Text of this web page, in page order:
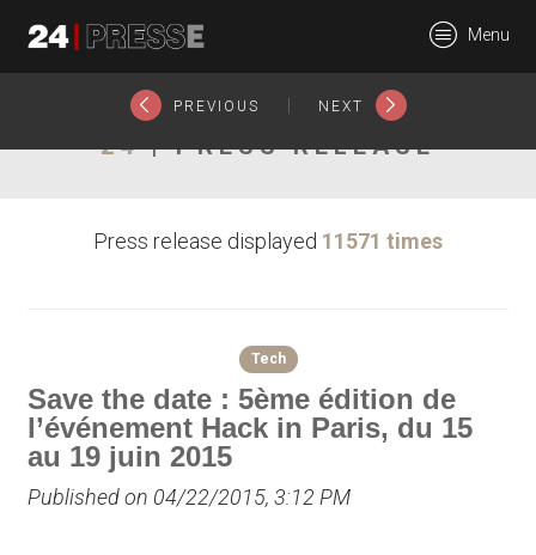
Menu
PREVIOUS NEXT
24| PRESS RELEASE
Press release displayed 11571 times
Tech
Save the date : 5ème édition de
l’événement Hack in Paris, du 15
au 19 juin 2015
Published on 04/22/2015, 3:12 PM